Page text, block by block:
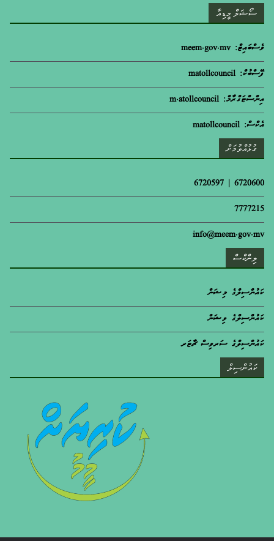
ސޯޝަލް މީޑިއާ
ވެސްބައިޓް: meem.gov.mv
ފޭސްބުކް: matollcouncil
އިންސްޓަގްރާމް: m.atollcouncil
އެކްސް: matollcouncil
ގުޅުއްވުމަށް
6720600 | 6720597
7777215
info@meem.gov.mv
ލިންކްސް
ކައުންސިލްގެ މިޝަން
ކައުންސިލްގެ ވިޝަން
ކައުންސިލްގެ ސަރވިސް ޗާޓަރ
ކައުންސިލް